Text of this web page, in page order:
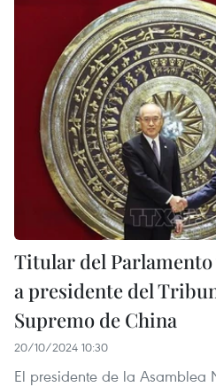
Titular del
a presidente del
Supremo de China
20/10/2024 10:30
El presidente de la Asamblea